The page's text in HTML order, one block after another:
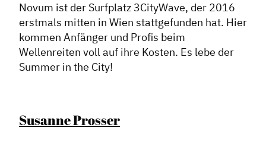
Kooperationen
Service
Blog
Informiert bleiben
Novum ist der Surfplatz 3CityWave, der 2016
erstmals mitten in Wien stattgefunden hat. Hier
kommen Anfänger und Profis beim
Wellenreiten voll auf ihre Kosten. Es lebe der
Summer in the City!
Susanne Prosser